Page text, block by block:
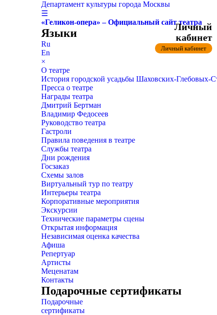
Департамент культуры города Москвы
☰
«Геликон-опера» – Официальный сайт театра
Языки
Ru
En
×
О театре
История городской усадьбы Шаховских-
Пресса о театре
Награды театра
Дмитрий Бертман
Владимир Федосеев
Руководство театра
Гастроли
Правила поведения в театре
Службы театра
Дни рождения
Госзаказ
Схемы залов
Виртуальный тур по театру
Интерьеры театра
Корпоративные мероприятия
Экскурсии
Технические параметры сцены
Открытая информация
Независимая оценка качества
Афиша
Репертуар
Артисты
Меценатам
Контакты
Подарочные сертификаты
Подарочные
сертификаты
Личный
кабинет
Личный кабинет